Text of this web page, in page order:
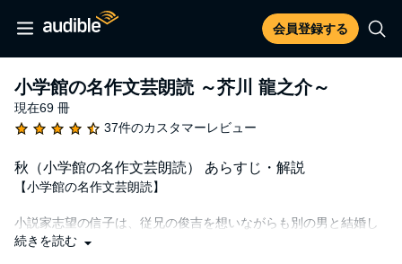
会員登録する
小学館の名作文芸朗読 ～芥川 龍之介～
現在69 冊
37件のカスタマーレビュー
秋（小学館の名作文芸朗読） あらすじ・解説
【小学館の名作文芸朗読】
小説家志望の信子は、従兄の俊吉を想いながらも別の男と結婚し
た。妹の照子が俊吉を好きなことを知り、身を引いたのだ。だ
続きを読む